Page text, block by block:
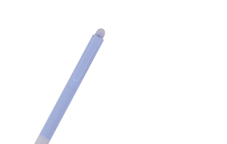
该彩色半透明学习办公0.5mm按动式
圆珠笔采用轻便的塑料材质制作，不仅仅适合学生
携带，也是上班族和办公人群的好选择。不管是在
课堂上还是在办公室中，都便于随身携带，随时记
录重要信息。
2. 多种颜色选择：
还提供了多种彩色选项，如绿色、蓝色、紫色、粉